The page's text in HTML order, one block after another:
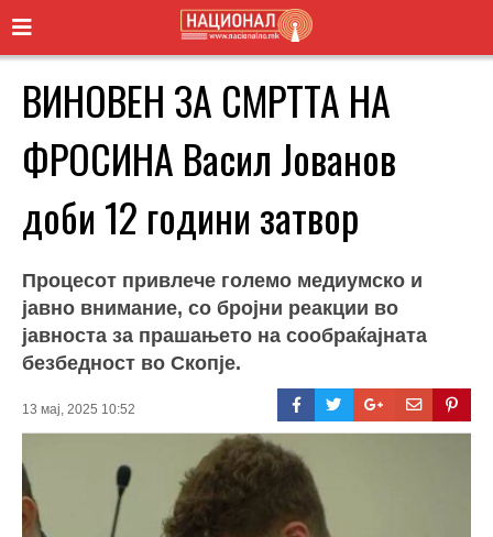
ВИНОВЕН ЗА СМРТТА НА
ФРОСИНА Васил Јованов
доби 12 години затвор
Процесот привлече големо медиумско и
јавно внимание, со бројни реакции во
јавноста за прашањето на сообраќајната
безбедност во Скопје.
13 мај, 2025 10:52